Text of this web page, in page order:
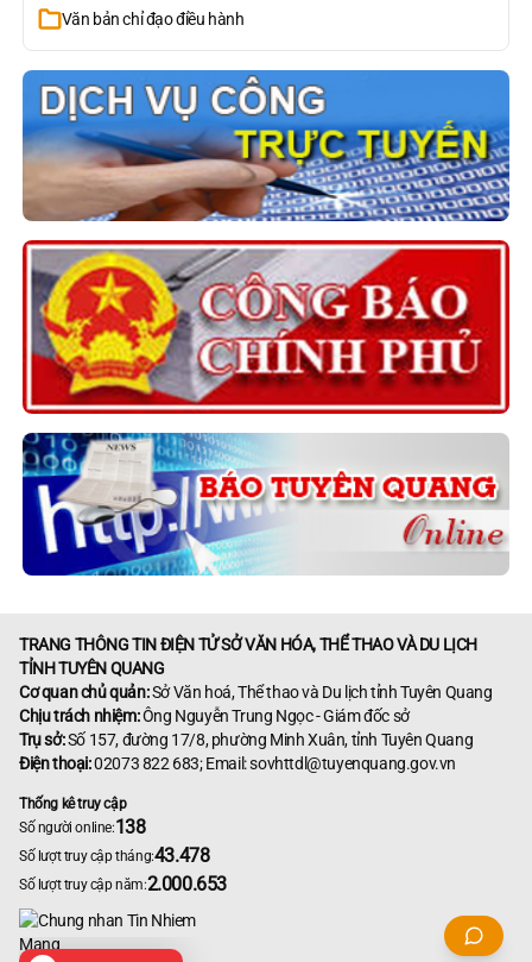
Văn bản chỉ đạo điều hành
TRANG THÔNG TIN ĐIỆN TỬ SỞ VĂN HÓA, THỂ THAO VÀ DU LỊCH
TỈNH TUYÊN QUANG
Cơ quan chủ quản:Sở Văn hoá, Thể thao và Du lịch tỉnh Tuyên Quang
Chịu trách nhiệm:Ông Nguyễn Trung Ngọc - Giám đốc sở
Trụ sở:Số 157, đường 17/8, phường Minh Xuân, tỉnh Tuyên Quang
Điện thoại:02073 822 683; Email: sovhttdl@tuyenquang.gov.vn
Thống kê truy cập
Số người online:138
Số lượt truy cập tháng:43.478
Số lượt truy cập năm:2.000.653